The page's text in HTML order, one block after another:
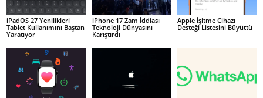
iPadOS 27 Yenilikleri
Tablet Kullanımını Baştan
Yaratıyor
iPhone 17 Zam İddiası
Teknoloji Dünyasını
Karıştırdı
Apple İşitme Cihazı
Desteği Listesini Büyüttü